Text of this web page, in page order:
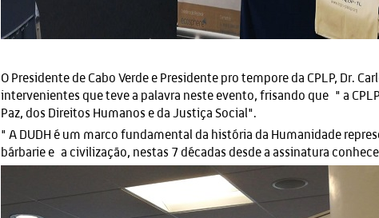
O Presidente de Cabo Verde e Presidente pro tempore da CPLP, Dr.
intervenientes que teve a palavra neste evento, frisando que " a
Paz, dos Direitos Humanos e da Justiça Social".
" A DUDH é um marco fundamental da história da Humanidade
bárbarie e a civilização, nestas 7 décadas desde a assinatura